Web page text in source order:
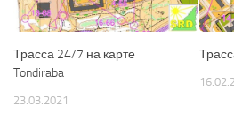
Трасса 24/7 на карте
Tondiraba
23.03.2021